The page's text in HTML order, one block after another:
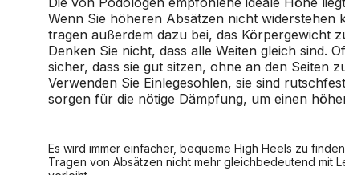
Wenn Sie höheren Absätzen nicht widerstehen
tragen außerdem dazu bei, das Körpergewicht
Denken Sie nicht, dass alle Weiten gleich sind.
sicher, dass sie gut sitzen, ohne an den Seiten
Verwenden Sie Einlegesohlen, sie sind
sorgen für die nötige Dämpfung, um einen
Es wird immer einfacher, bequeme High Heels zu
Tragen von Absätzen nicht mehr gleichbedeutend mit